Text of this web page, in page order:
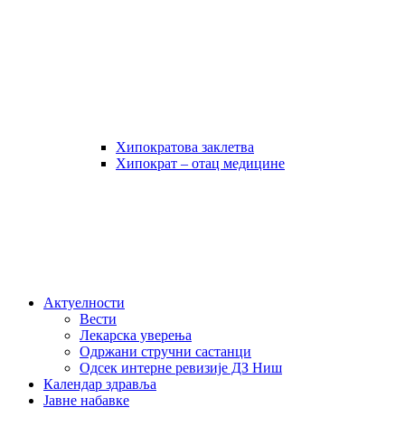
Хипократова заклетва
Хипократ – отац медицине
Актуелности
Вести
Лекарска уверења
Одржани стручни састанци
Одсек интерне ревизије ДЗ Ниш
Календар здравља
Јавне набавке